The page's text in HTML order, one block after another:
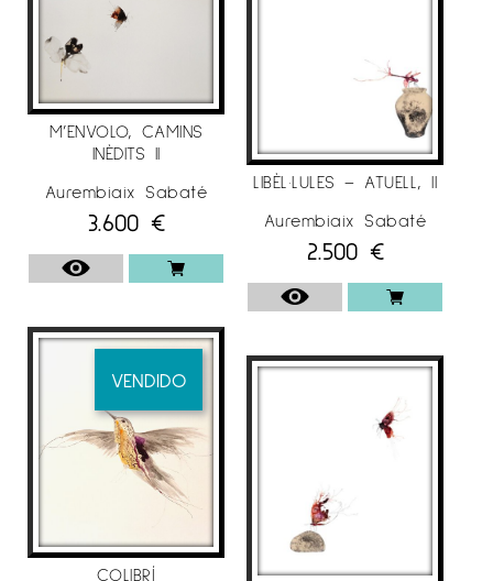
M’ENVOLO, CAMINS
INÈDITS II
Aurembiaix Sabaté
3.600 €
VENDIDO
COLIBRÍ
LIBÈL·LULES – ATUELL, II
Aurembiaix Sabaté
2.500 €